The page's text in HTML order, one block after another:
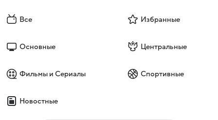
Все Избранные
Основные Центральные
Фильмы и Сериалы Спортивные
Новостные